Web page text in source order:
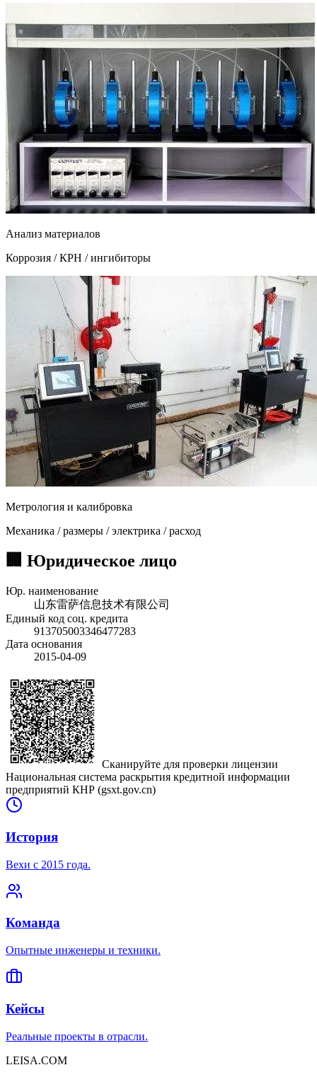
Анализ материалов
Коррозия / КРН / ингибиторы
Метрология и калибровка
Механика / размеры / электрика / расход
🏢 Юридическое лицо
Юр. наименование
山东雷萨信息技术有限公司
Единый код соц. кредита
913705003346477283
Дата основания
2015-04-09
Сканируйте для проверки лицензии
Национальная система раскрытия кредитной информации
предприятий КНР (gsxt.gov.cn)
История
Вехи с 2015 года.
Команда
Опытные инженеры и техники.
Кейсы
Реальные проекты в отрасли.
LEISA.COM